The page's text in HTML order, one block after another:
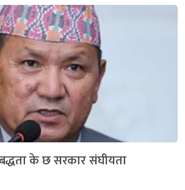
के छ सरकार संघीयता